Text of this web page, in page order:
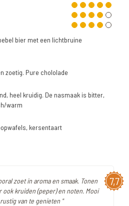
bier met een lichtbruine
zoetig. Pure chololade
heel kruidig. De nasmaak is bitter,
warm
kersentaart
7,7
zoet in aroma en smaak. Tonen
ook kruiden (peper) en noten. Mooi
van te genieten "